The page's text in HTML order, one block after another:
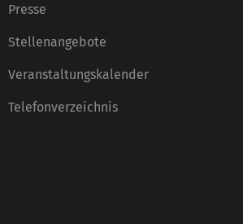
Presse
Stellenangebote
Veranstaltungskalender
Telefonverzeichnis